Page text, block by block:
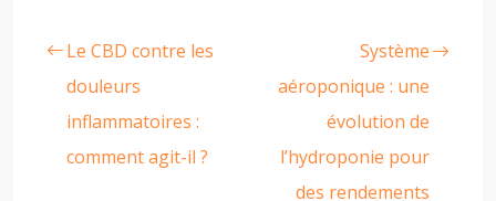
Le CBD contre les
douleurs
inflammatoires :
comment agit-il ?
Système
aéroponique : une
évolution de
l’hydroponie pour
des rendements